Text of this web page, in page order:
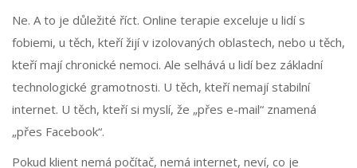
Ne. A to je důležité říct. Online terapie exceluje u lidí s
fobiemi, u těch, kteří žijí v izolovaných oblastech, nebo u těch,
kteří mají chronické nemoci. Ale selhává u lidí bez základní
technologické gramotnosti. U těch, kteří nemají stabilní
internet. U těch, kteří si myslí, že „přes e-mail“ znamená
„přes Facebook“.
Pokud klient nemá počítač, nemá internet, neví, co je